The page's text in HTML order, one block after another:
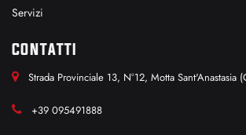
Servizi
CONTATTI
Strada Provinciale 13, N°12, Motta Sant'Anastasia
+39 095491888